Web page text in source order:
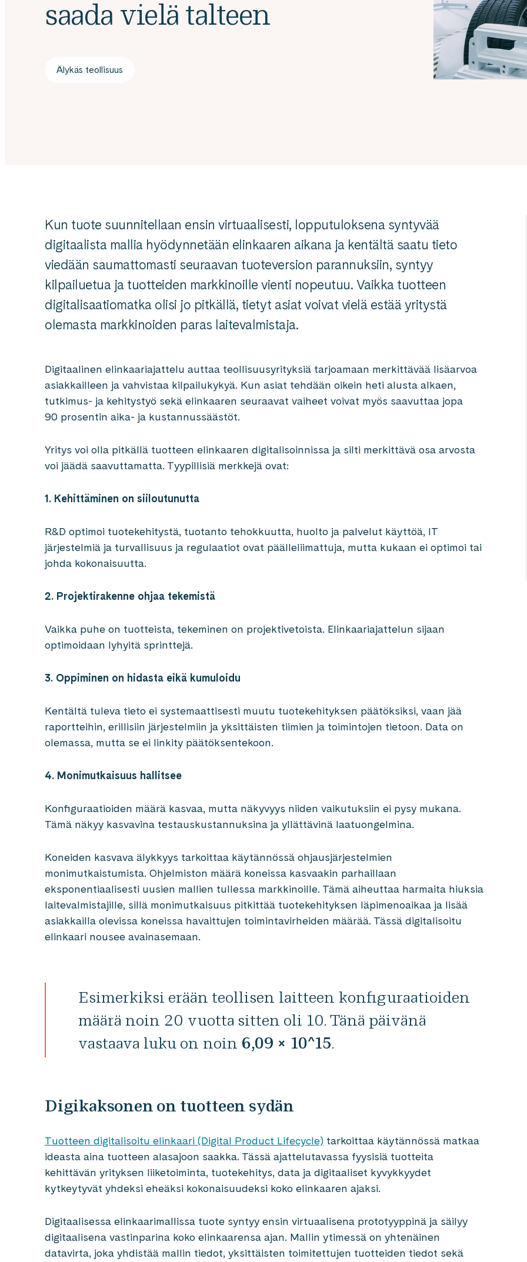
saada vielä talteen
Älykäs teollisuus
Kun tuote suunnitellaan ensin virtuaalisesti, lopputuloksena syntyvää
digitaalista mallia hyödynnetään elinkaaren aikana ja kentältä saatu tieto
viedään saumattomasti seuraavan tuoteversion parannuksiin, syntyy
kilpailuetua ja tuotteiden markkinoille vienti nopeutuu. Vaikka tuotteen
digitalisaatiomatka olisi jo pitkällä, tietyt asiat voivat vielä estää yritystä
olemasta markkinoiden paras laitevalmistaja.
Digitaalinen elinkaariajattelu auttaa teollisuusyrityksiä tarjoamaan merkittävää lisäarvoa
asiakkailleen ja vahvistaa kilpailukykyä. Kun asiat tehdään oikein heti alusta alkaen,
tutkimus- ja kehitystyö sekä elinkaaren seuraavat vaiheet voivat myös saavuttaa jopa
90 prosentin aika- ja kustannussäästöt.
Yritys voi olla pitkällä tuotteen elinkaaren digitalisoinnissa ja silti merkittävä osa arvosta
voi jäädä saavuttamatta. Tyypillisiä merkkejä ovat:
1. Kehittäminen on siiloutunutta
R&D optimoi tuotekehitystä, tuotanto tehokkuutta, huolto ja palvelut käyttöä, IT
järjestelmiä ja turvallisuus ja regulaatiot ovat päälleliimattuja, mutta kukaan ei optimoi tai
johda kokonaisuutta.
2. Projektirakenne ohjaa tekemistä
Vaikka puhe on tuotteista, tekeminen on projektivetoista. Elinkaariajattelun sijaan
optimoidaan lyhyitä sprinttejä.
3. Oppiminen on hidasta eikä kumuloidu
Kentältä tuleva tieto ei systemaattisesti muutu tuotekehityksen päätöksiksi, vaan jää
raportteihin, erillisiin järjestelmiin ja yksittäisten tiimien ja toimintojen tietoon. Data on
olemassa, mutta se ei linkity päätöksentekoon.
4. Monimutkaisuus hallitsee
Konfiguraatioiden määrä kasvaa, mutta näkyvyys niiden vaikutuksiin ei pysy mukana.
Tämä näkyy kasvavina testauskustannuksina ja yllättävinä laatuongelmina.
Koneiden kasvava älykkyys tarkoittaa käytännössä ohjausjärjestelmien
monimutkaistumista. Ohjelmiston määrä koneissa kasvaakin parhaillaan
eksponentiaalisesti uusien mallien tullessa markkinoille. Tämä aiheuttaa harmaita hiuksia
laitevalmistajille, sillä monimutkaisuus pitkittää tuotekehityksen läpimenoaikaa ja lisää
asiakkailla olevissa koneissa havaittujen toimintavirheiden määrää. Tässä digitalisoitu
elinkaari nousee avainasemaan.
Esimerkiksi erään teollisen laitteen konfiguraatioiden
määrä noin 20 vuotta sitten oli 10. Tänä päivänä
vastaava luku on noin 6,09 × 10^15.
Digikaksonen on tuotteen sydän
Tuotteen digitalisoitu elinkaari (Digital Product Lifecycle) tarkoittaa käytännössä matkaa
ideasta aina tuotteen alasajoon saakka. Tässä ajattelutavassa fyysisiä tuotteita
kehittävän yrityksen liiketoiminta, tuotekehitys, data ja digitaaliset kyvykkyydet
kytkeytyvät yhdeksi eheäksi kokonaisuudeksi koko elinkaaren ajaksi.
Digitaalisessa elinkaarimallissa tuote syntyy ensin virtuaalisena prototyyppinä ja säilyy
digitaalisena vastinparina koko elinkaarensa ajan. Mallin ytimessä on yhtenäinen
datavirta, joka yhdistää mallin tiedot, yksittäisten toimitettujen tuotteiden tiedot sekä